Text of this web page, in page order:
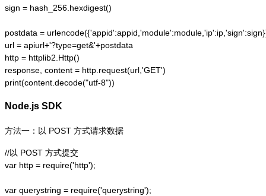
sign = hash_256.hexdigest()
postdata =
url = apiurl+'?type=get&'+postdata
http = httplib2.Http()
response, content = http.request(url,'GET')
print(content.decode("utf-8"))
Node.js SDK
方法一：以 POST 方式请求数据
//以 POST 方式提交
var http = require('http');
var querystring = require('querystring');